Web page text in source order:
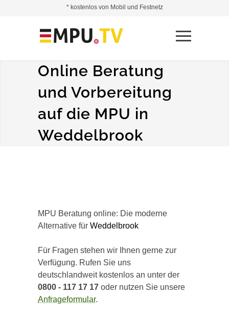
Online Beratung
und Vorbereitung
auf die MPU in
Weddelbrook
MPU Beratung online: Die moderne
Alternative für Weddelbrook
Für Fragen stehen wir Ihnen gerne zur
Verfügung. Rufen Sie uns
deutschlandweit kostenlos an unter der
0800 - 117 17 17 oder nutzen Sie unsere
Anfrageformular.
* kostenlos von Mobil und Festnetz